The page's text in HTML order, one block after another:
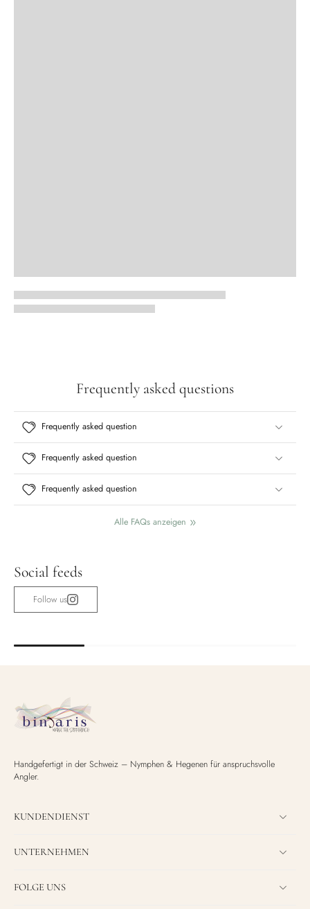
Frequently asked questions
Frequently asked question
Frequently asked question
Frequently asked question
Alle FAQs anzeigen
Social feeds
Follow us
Handgefertigt in der Schweiz – Nymphen & Hegenen für anspruchsvolle
Angler.
KUNDENDIENST
UNTERNEHMEN
FOLGE UNS